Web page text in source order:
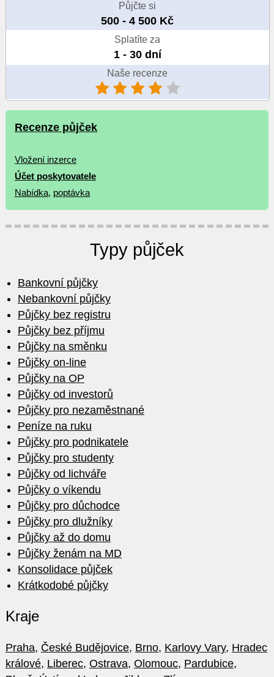
Půjčte si
500 - 4 500 Kč
Splatíte za
1 - 30 dní
Naše recenze
Recenze půjček
Vložení inzerce
Účet poskytovatele
Nabídka, poptávka
Typy půjček
Bankovní půjčky
Nebankovní půjčky
Půjčky bez registru
Půjčky bez příjmu
Půjčky na směnku
Půjčky on-line
Půjčky na OP
Půjčky od investorů
Půjčky pro nezaměstnané
Peníze na ruku
Půjčky pro podnikatele
Půjčky pro studenty
Půjčky od lichváře
Půjčky o víkendu
Půjčky pro důchodce
Půjčky pro dlužníky
Půjčky až do domu
Půjčky ženám na MD
Konsolidace půjček
Krátkodobé půjčky
Kraje
Praha, České Budějovice, Brno, Karlovy Vary, Hradec
králové, Liberec, Ostrava, Olomouc, Pardubice,